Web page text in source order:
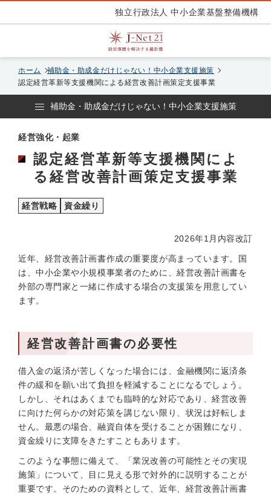
独立行政法人 中小企業基盤整備機構
ホーム
補助金・助成金だけじゃない！中小企業支援施策
認定経営革新等支援機関による経営改善計画策定支援事業
補助金・助成金だけじゃない！中小企業支援施策
経営強化・起業
認定経営革新等支援機関によ
る経営改善計画策定支援事業
経営戦略 資金繰り
2026年1月内容改訂
近年、経営改善計画書作成の重要度が高まっています。国
は、中小企業や小規模事業者のために、経営改善計画書を
外部の専門家と一緒に作成する場合の支援策を用意してい
ます。
経営改善計画書の必要性
借入金の返済が苦しくなった場合には、金融機関に返済条
件の緩和を願い出て負担を軽減することになるでしょう。
しかし、それはあくまでも臨時的な対応であり、経営改善
に向けた何らかの対応策を講じない限り、状況は好転しま
せん。最悪の場合、融資自体を受けることが困難になり、
資金繰りに支障をきたすこともあります。
このような事態に備えて、「業況改善の可能性とその実現
施策」について、目に見える形で対外的に説明することが
重要です。そのための資料として、近年、経営改善計画書